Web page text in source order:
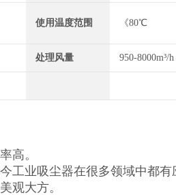
使用温度范围 《80℃
处理风量 950-8000m³/h
高。
工业吸尘器在很多领域中都
观大方。